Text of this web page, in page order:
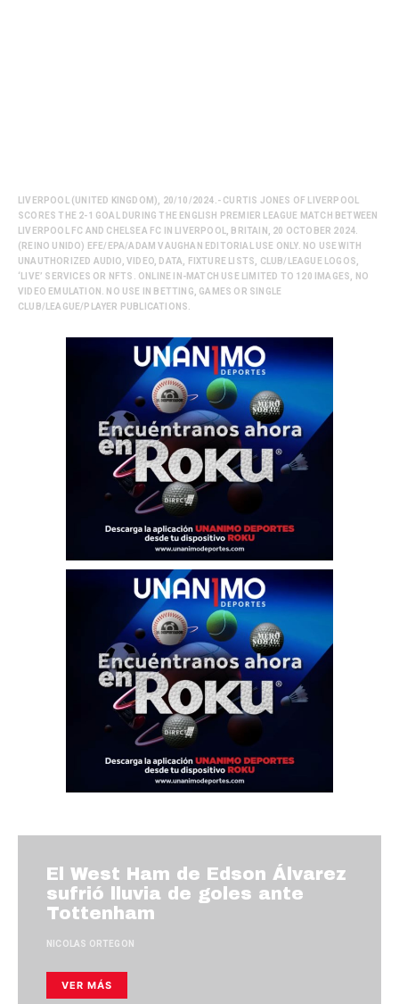
LIVERPOOL (UNITED KINGDOM), 20/10/2024.- CURTIS JONES OF LIVERPOOL
SCORES THE 2-1 GOAL DURING THE ENGLISH PREMIER LEAGUE MATCH BETWEEN
LIVERPOOL FC AND CHELSEA FC IN LIVERPOOL, BRITAIN, 20 OCTOBER 2024.
(REINO UNIDO) EFE/EPA/ADAM VAUGHAN EDITORIAL USE ONLY. NO USE WITH
UNAUTHORIZED AUDIO, VIDEO, DATA, FIXTURE LISTS, CLUB/LEAGUE LOGOS,
‘LIVE’ SERVICES OR NFTS. ONLINE IN-MATCH USE LIMITED TO 120 IMAGES, NO
VIDEO EMULATION. NO USE IN BETTING, GAMES OR SINGLE
CLUB/LEAGUE/PLAYER PUBLICATIONS.
El West Ham de Edson Álvarez
sufrió lluvia de goles ante
Tottenham
NICOLAS ORTEGON
VER MÁS